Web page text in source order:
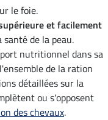
le foie.
et facilement
de la peau.
nutritionnel dans sa
de la ration
détaillées sur la
ou s'opposent
des chevaux.